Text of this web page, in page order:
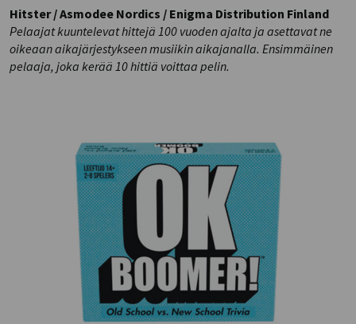
Hitster / Asmodee Nordics / Enigma Distribution Finland
Pelaajat kuuntelevat hittejä 100 vuoden ajalta ja asettavat ne
oikeaan aikajärjestykseen musiikin aikajanalla. Ensimmäinen
pelaaja, joka kerää 10 hittiä voittaa pelin.